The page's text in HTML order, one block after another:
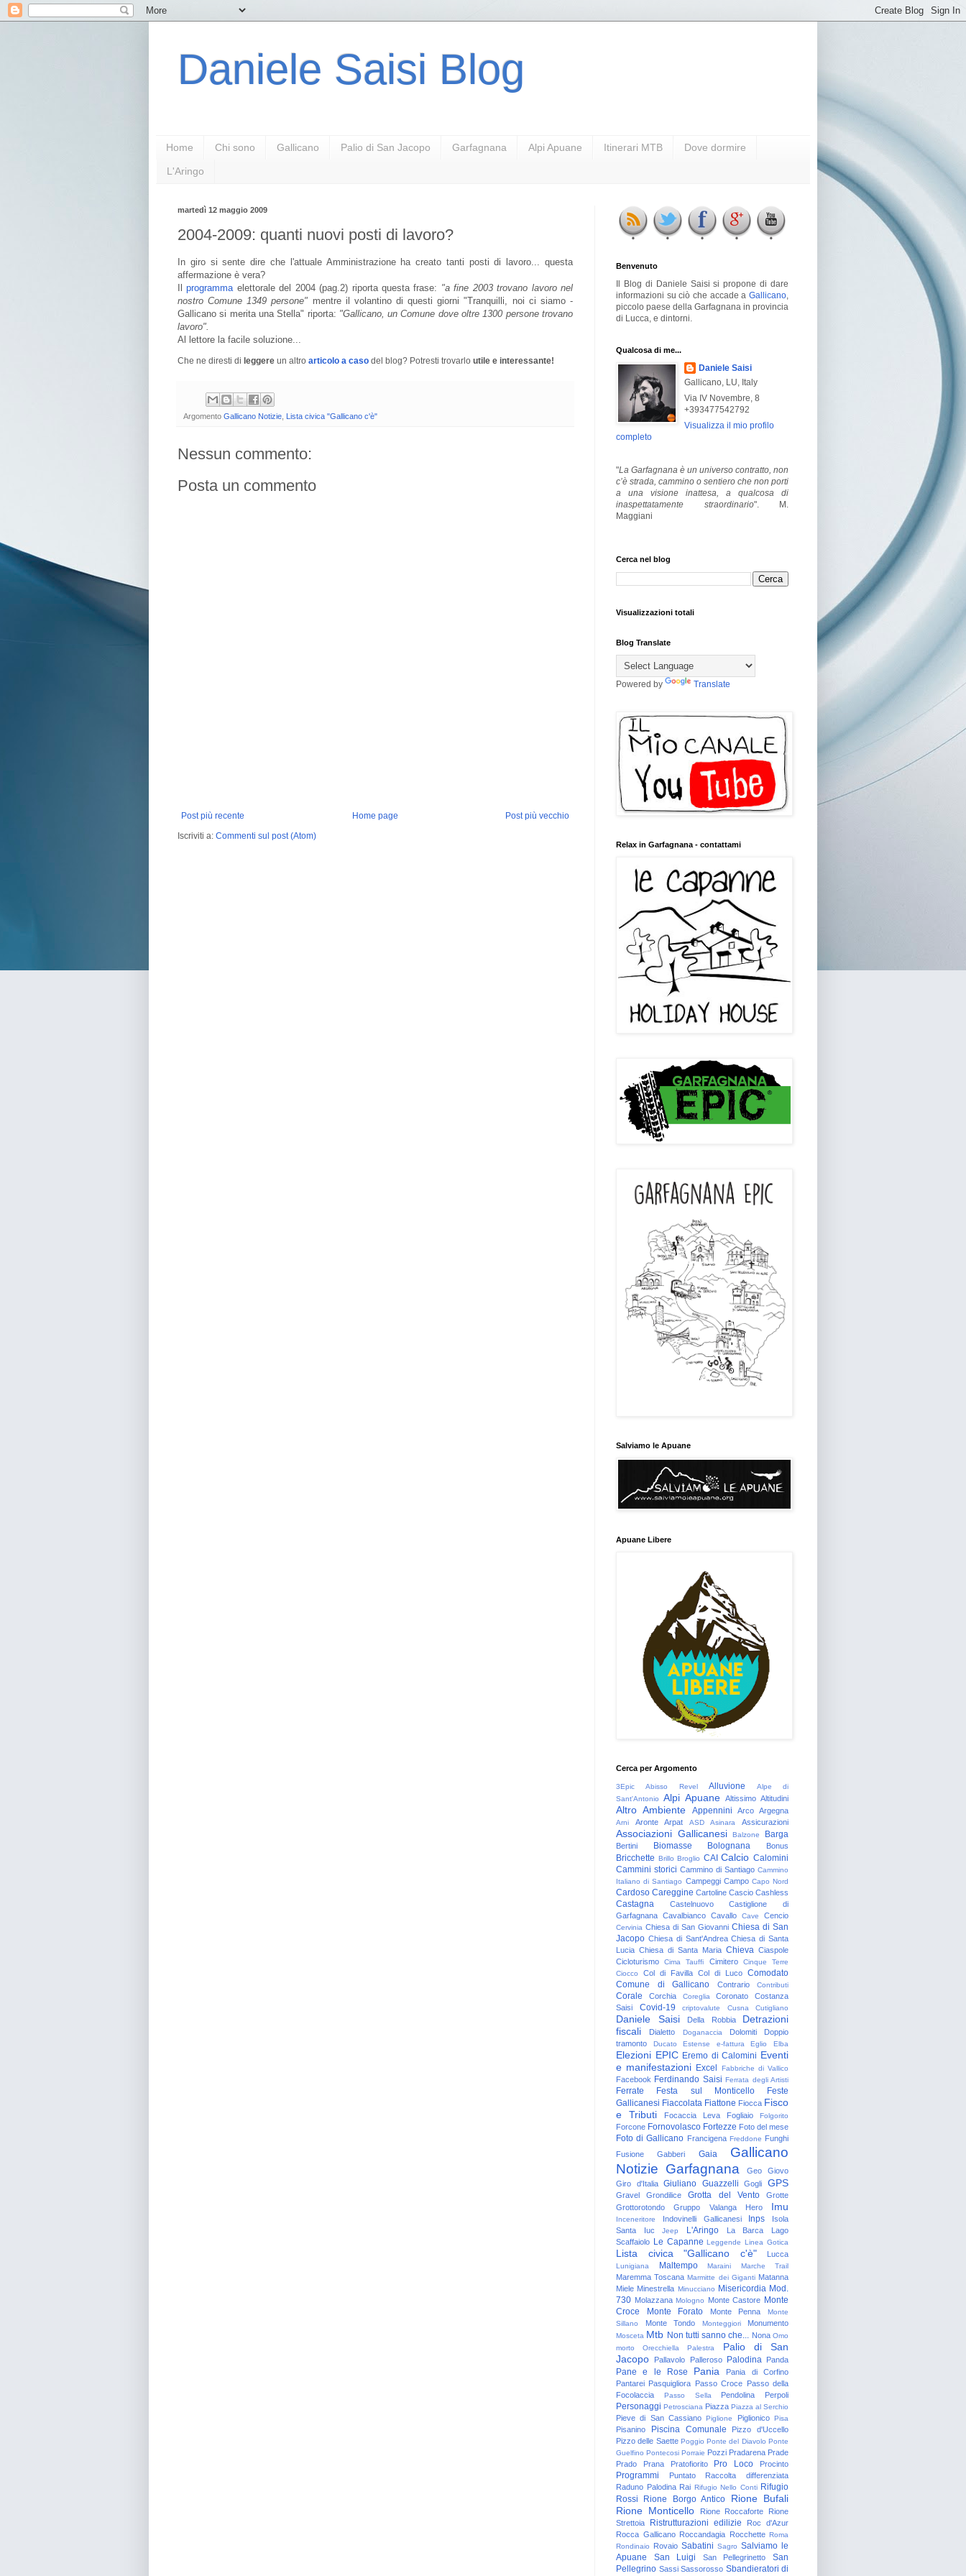
Daniele Saisi Blog
Home Chi sono Gallicano Palio di San Jacopo Garfagnana Alpi Apuane Itinerari MTB Dove dormire
L'Aringo
martedì 12 maggio 2009
2004-2009: quanti nuovi posti di lavoro?
In giro si sente dire che l'attuale Amministrazione ha creato tanti posti di lavoro... questa
affermazione è vera?
Ilprogrammaelettorale del 2004 (pag.2) riporta questa frase: "a fine 2003 trovano lavoro nel
nostro Comune 1349 persone" mentre il volantino di questi giorni "Tranquilli, noi ci siamo -
Gallicano si merita una Stella" riporta: "Gallicano, un Comune dove oltre 1300 persone trovano
lavoro".
Al lettore la facile soluzione...
Che ne diresti di leggere un altro articolo a caso del blog? Potresti trovarlo utile e interessante!
Argomento Gallicano Notizie Lista civica "Gallicano c'è"
Nessun commento:
Posta un commento
Post più recente Post più vecchio
Home page
Iscriviti a: Commenti sul post (Atom)
Benvenuto
Il Blog di Daniele Saisi si propone di dare
informazioni su ciò che accade a Gallicano
piccolo paese della Garfagnana in provincia
di Lucca, e dintorni.
Qualcosa di me...
Daniele Saisi
Gallicano, LU, Italy
Via IV Novembre, 8
+393477542792
Visualizza il mio profilo
completo
"La Garfagnana è un universo contratto, non
c’è strada, cammino o sentiero che non porti
a una visione inattesa, a qualcosa di
inaspettatamente straordinario". M.
Maggiani
Cerca nel blog
Visualizzazioni totali
Blog Translate
Powered by Translate
Relax in Garfagnana - contattami
Salviamo le Apuane
Apuane Libere
Cerca per Argomento
3Epic Abisso Revel Alluvione
Alpe di
Sant'Antonio
Alpi Apuane Altissimo Altitudini
Altro Ambiente Appennini Arco Argegna
Arni Aronte Arpat ASD Asinara Assicurazioni
Associazioni Gallicanesi Balzone Barga
Bertini Biomasse Bolognana Bonus
Bricchette Brillo Broglio CAI Calcio Calomini
Cammini storici Cammino di Santiago Cammino
Italiano di Santiago Campeggi Campo Capo Nord
Cardoso Careggine Cartoline Cascio Cashless
Castagna Castelnuovo
Castiglione di
Garfagnana Cavalbianco Cavallo Cave Cencio
Cervinia Chiesa di San Giovanni Chiesa di San
Jacopo Chiesa di Sant'Andrea Chiesa di Santa
Lucia Chiesa di Santa Maria Chieva Ciaspole
Cicloturismo
Cima Tauffi Cimitero
Cinque Terre
Ciocco
Col di Favilla Col di Luco Comodato
Comune di Gallicano
Contrario Contributi
Corale Corchia Coreglia Coronato
Costanza
Saisi
Covid-19 criptovalute Cusna Cutigliano
Daniele Saisi Della Robbia
Detrazioni
fiscali
Dialetto Doganaccia Dolomiti
Doppio
tramonto
Ducato Estense e-fattura Eglio Elba
Elezioni EPIC Eremo di Calomini Eventi
e manifestazioni Excel Fabbriche di Vallico
Facebook Ferdinando Saisi Ferrata degli Artisti
Ferrate Festa sul Monticello
Feste
Gallicanesi Fiaccolata Fiattone Fiocca Fisco
e Tributi
Focaccia Leva Fogliaio Folgorito
Forcone Fornovolasco Fortezze Foto del mese
Foto di Gallicano Francigena Freddone Funghi
Fusione
Gabberi Gaia
Gallicano
Notizie Garfagnana Geo
Giovo
Giro d'Italia
Giuliano Guazzelli Gogli GPS
Gravel Grondilice Grotta del Vento
Grotte
Grottorotondo
Gruppo Valanga Hero Imu
Inceneritore Indovinelli Gallicanesi Inps
Isola
Santa
Iuc Jeep L'Aringo La Barca
Lago
Scaffaiolo Le Capanne Leggende Linea Gotica
Lista civica "Gallicano c'è" Lucca
Lunigiana Maltempo Maraini Marche Trail
Maremma Toscana Marmitte dei Giganti Matanna
Miele Minestrella Minucciano Misericordia Mod.
730 Molazzana Mologno Monte Castore Monte
Croce
Monte Forato Monte Penna
Monte
Sillano
Monte Tondo Monteggiori Monumento
Mosceta Mtb Non tutti sanno che... Nona Omo
morto
Orecchiella Palestra
Palio di San
Jacopo
Pallavolo Palleroso Palodina Panda
Pane e le Rose Pania
Pania di Corfino
Pantarei Pasquigliora Passo Croce Passo della
Focolaccia
Passo Sella Pendolina Perpoli
Personaggi Petrosciana Piazza Piazza al Serchio
Pieve di San Cassiano Piglione Piglionico Pisa
Pisanino Piscina Comunale
Pizzo d'Uccello
Pizzo delle Saette Poggio Ponte del Diavolo Ponte
Guelfino Pontecosi Porraie Pozzi Pradarena Prade
Prado
Prana Pratofiorito Pro Loco Procinto
Programmi Puntato
Raccolta differenziata
Raduno Palodina Rai Rifugio Nello Conti Rifugio
Rossi
Rione Borgo Antico
Rione Bufali
Rione Monticello
Rione Roccaforte
Rione
Strettoia
Ristrutturazioni edilizie
Roc d'Azur
Rocca Gallicano Roccandagia Rocchette Roma
Rondinaio
Rovaio Sabatini Sagro Salviamo le
Apuane
San Luigi San Pellegrinetto
San
Pellegrino Sassi Sassorosso Sbandieratori di